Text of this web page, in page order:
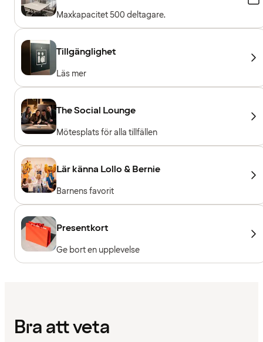
Maxkapacitet 500 deltagare.
Tillgänglighet
Läs mer
The Social Lounge
Mötesplats för alla tillfällen
Lär känna Lollo & Bernie
Barnens favorit
Presentkort
Ge bort en upplevelse
Bra att veta